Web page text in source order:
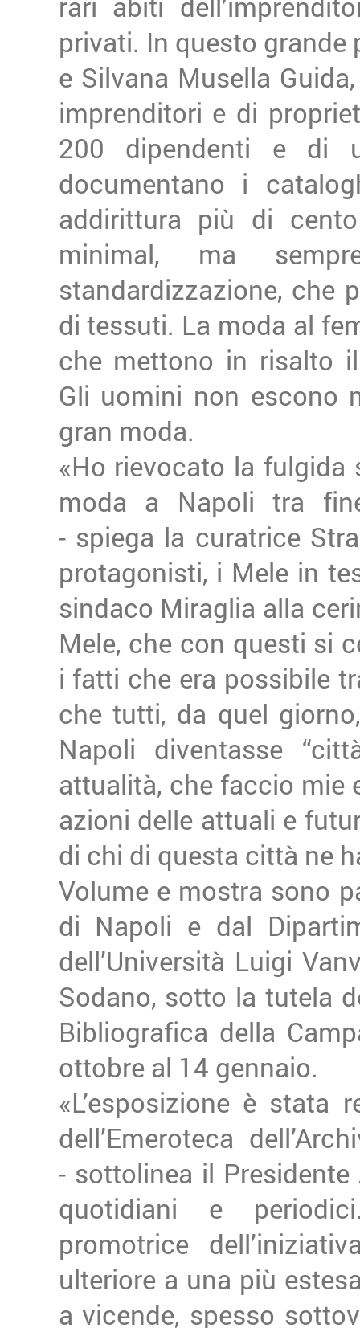
privati. In questo
e Silvana Musella
imprenditori e di
200 dipendenti e di
documentano i
addirittura più di
minimal, ma
standardizzazione, che
di tessuti. La moda al
che mettono in risalto
Gli uomini non escono
gran moda.
«Ho rievocato la
moda a Napoli tra
- spiega la curatrice
protagonisti, i Mele in
sindaco Miraglia alla
Mele, che con questi si
i fatti che era possibile
che tutti, da quel
Napoli diventasse
attualità, che faccio mie
azioni delle attuali e
di chi di questa città ne
Volume e mostra sono
di Napoli e dal
dell’Università Luigi
Sodano, sotto la tutela
Bibliografica della
ottobre al 14 gennaio.
«L’esposizione è
dell’Emeroteca
- sottolinea il
quotidiani e
promotrice
ulteriore a una più
a vicende, spesso